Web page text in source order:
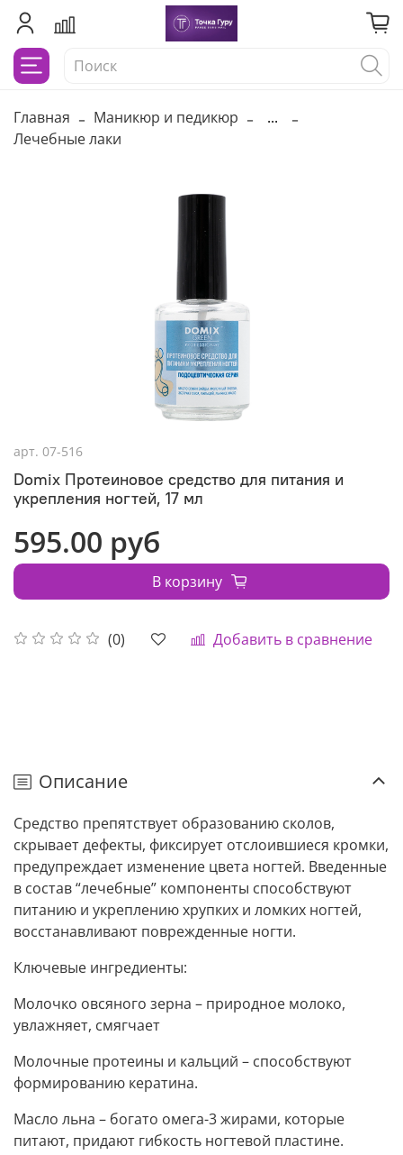
Главная Маникюр и педикюр
...
Лечебные лаки
арт. 07-516
Domix Протеиновое средство для питания и
укрепления ногтей, 17 мл
(0) Добавить в сравнение
595.00 руб
В корзину
Описание
Средство препятствует образованию сколов,
скрывает дефекты, фиксирует отслоившиеся кромки,
предупреждает изменение цвета ногтей. Введенные
в состав “лечебные” компоненты способствуют
питанию и укреплению хрупких и ломких ногтей,
восстанавливают поврежденные ногти.
Ключевые ингредиенты:
Молочко овсяного зерна – природное молоко,
увлажняет, смягчает
Молочные протеины и кальций – способствуют
формированию кератина.
Масло льна – богато омега-3 жирами, которые
питают, придают гибкость ногтевой пластине.